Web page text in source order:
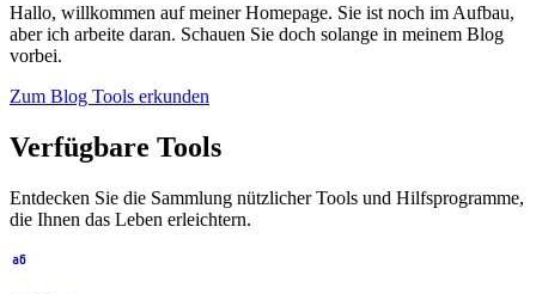
Hallo, willkommen auf meiner Homepage. Sie ist noch im Aufbau,
aber ich arbeite daran. Schauen Sie doch solange in meinem Blog
vorbei.
Zum Blog Tools erkunden
Verfügbare Tools
Entdecken Sie die Sammlung nützlicher Tools und Hilfsprogramme,
die Ihnen das Leben erleichtern.